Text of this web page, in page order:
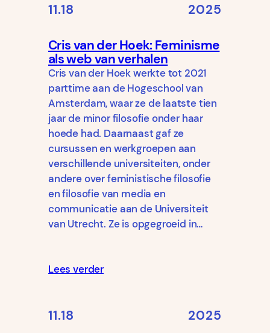
11.18 2025
Cris van der Hoek: Feminisme
als web van verhalen
Cris van der Hoek werkte tot 2021
parttime aan de Hogeschool van
Amsterdam, waar ze de laatste tien
jaar de minor filosofie onder haar
hoede had. Daarnaast gaf ze
cursussen en werkgroepen aan
verschillende universiteiten, onder
andere over feministische filosofie
en filosofie van media en
communicatie aan de Universiteit
van Utrecht. Ze is opgegroeid in…
Lees verder
11.18 2025